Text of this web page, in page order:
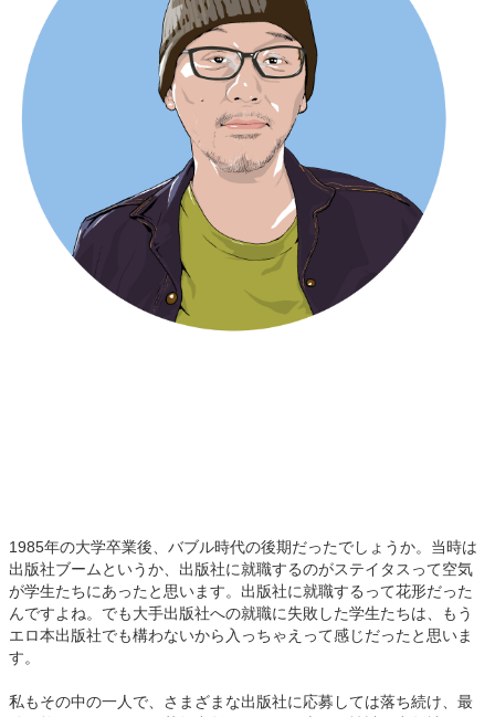
1985年の大学卒業後、バブル時代の後期だったでしょうか。当時は
出版社ブームというか、出版社に就職するのがステイタスって空気
が学生たちにあったと思います。出版社に就職するって花形だった
んですよね。でも大手出版社への就職に失敗した学生たちは、もう
エロ本出版社でも構わないから入っちゃえって感じだったと思いま
す。
私もその中の一人で、さまざまな出版社に応募しては落ち続け、最